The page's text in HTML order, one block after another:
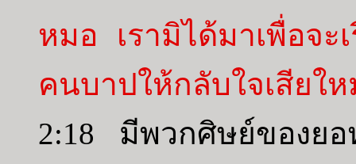
หมอ เรามิได้มาเพื่อจ
คนบาปให้กลับใจเสียให
2:18 มีพวกศิษย์ของยอ